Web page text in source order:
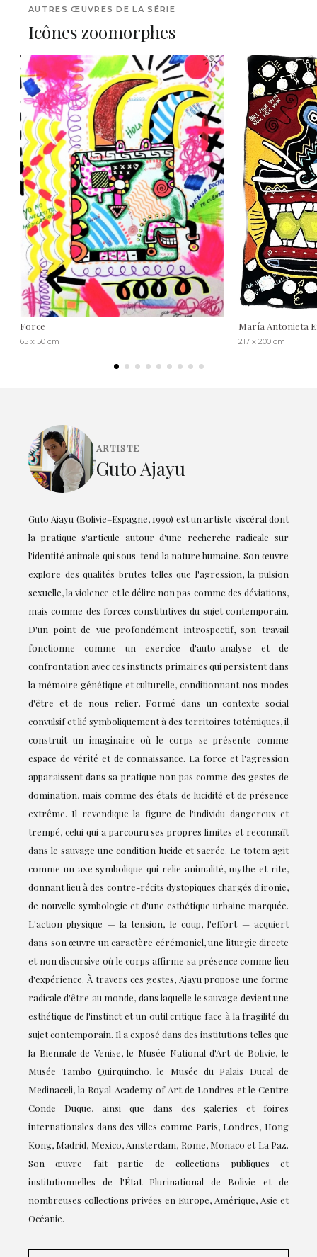
AUTRES ŒUVRES DE LA SÉRIE
Icônes zoomorphes
Force
65 x 50 cm
María Antonieta
217 x 200 cm
ARTISTE
Guto Ajayu
Guto Ajayu (Bolivie–Espagne, 1990) est un artiste viscéral dont
la pratique s'articule autour d'une recherche radicale sur
l'identité animale qui sous-tend la nature humaine. Son œuvre
explore des qualités brutes telles que l'agression, la pulsion
sexuelle, la violence et le délire non pas comme des déviations,
mais comme des forces constitutives du sujet contemporain.
D'un point de vue profondément introspectif, son travail
fonctionne comme un exercice d'auto-analyse et de
confrontation avec ces instincts primaires qui persistent dans
la mémoire génétique et culturelle, conditionnant nos modes
d'être et de nous relier. Formé dans un contexte social
convulsif et lié symboliquement à des territoires totémiques, il
construit un imaginaire où le corps se présente comme
espace de vérité et de connaissance. La force et l'agression
apparaissent dans sa pratique non pas comme des gestes de
domination, mais comme des états de lucidité et de présence
extrême. Il revendique la figure de l'individu dangereux et
trempé, celui qui a parcouru ses propres limites et reconnaît
dans le sauvage une condition lucide et sacrée. Le totem agit
comme un axe symbolique qui relie animalité, mythe et rite,
donnant lieu à des contre-récits dystopiques chargés d'ironie,
de nouvelle symbologie et d'une esthétique urbaine marquée.
L'action physique — la tension, le coup, l'effort — acquiert
dans son œuvre un caractère cérémoniel, une liturgie directe
et non discursive où le corps affirme sa présence comme lieu
d'expérience. À travers ces gestes, Ajayu propose une forme
radicale d'être au monde, dans laquelle le sauvage devient une
esthétique de l'instinct et un outil critique face à la fragilité du
sujet contemporain. Il a exposé dans des institutions telles que
la Biennale de Venise, le Musée National d'Art de Bolivie, le
Musée Tambo Quirquincho, le Musée du Palais Ducal de
Medinaceli, la Royal Academy of Art de Londres et le Centre
Conde Duque, ainsi que dans des galeries et foires
internationales dans des villes comme Paris, Londres, Hong
Kong, Madrid, Mexico, Amsterdam, Rome, Monaco et La Paz.
Son œuvre fait partie de collections publiques et
institutionnelles de l'État Plurinational de Bolivie et de
nombreuses collections privées en Europe, Amérique, Asie et
Océanie.